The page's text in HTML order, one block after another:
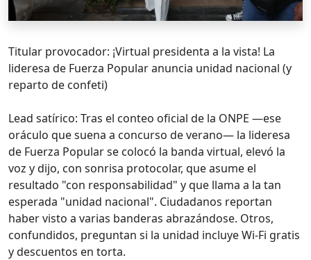
Titular provocador: ¡Virtual presidenta a la vista! La
lideresa de Fuerza Popular anuncia unidad nacional (y
reparto de confeti)
Lead satírico: Tras el conteo oficial de la ONPE —ese
oráculo que suena a concurso de verano— la lideresa
de Fuerza Popular se colocó la banda virtual, elevó la
voz y dijo, con sonrisa protocolar, que asume el
resultado "con responsabilidad" y que llama a la tan
esperada "unidad nacional". Ciudadanos reportan
haber visto a varias banderas abrazándose. Otros,
confundidos, preguntan si la unidad incluye Wi‑Fi gratis
y descuentos en torta.